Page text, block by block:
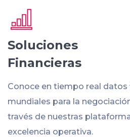
Soluciones
Financieras
Conoce en tiempo real datos
mundiales para la
través de nuestras
excelencia operativa.